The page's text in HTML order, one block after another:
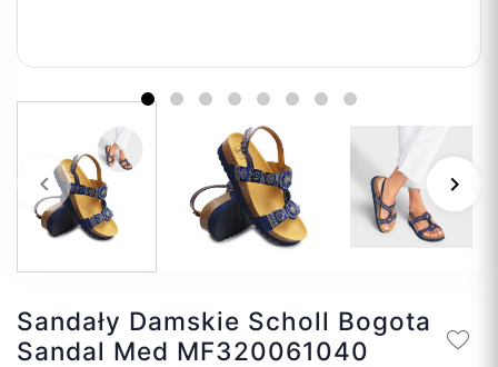
Poprzedni
keyboard_arrow_left keyboard_arrow_right
Sandały Damskie Scholl Bogota
Sandal Med MF320061040